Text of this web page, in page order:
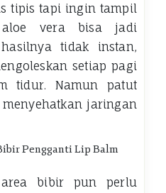
tipis tapi ingin tampil
vera bisa jadi
tidak instan,
setiap pagi
tidur. Namun patut
jaringan
Pengganti Lip Balm
bibir pun perlu